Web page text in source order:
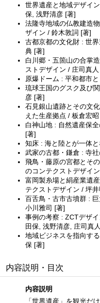
世界遺産と地域デザイ
保, 浅野清彦 [著]
法隆寺地域の仏教建造
ザイン / 鈴木敦詞 [著]
古都京都の文化財 : 世
典 [著]
白川郷・五箇山の合掌
ストデザイン / 庄司真
原爆ドーム : 平和都市
琉球王国のグスク及び
彦 [著]
石見銀山遺跡とその文
えた生産拠点 / 板倉宏
白神山地 : 自然遺産保
[著]
知床 : 海と陸とが一体
武家の古都・鎌倉 : 寺
飛鳥・藤原の宮都とそ
のコンテクストデザイ
富岡製糸場と絹産業遺
テクストデザイン / 坪
百舌鳥・古市古墳群 :
小川雅司 [著]
事例の考察 : ZCTデザ
田保, 浅野清彦, 庄司真
地域ビジネスを指向す
保 [著]
内容説明・目次
内容説明
「世界遺産」を観光だ